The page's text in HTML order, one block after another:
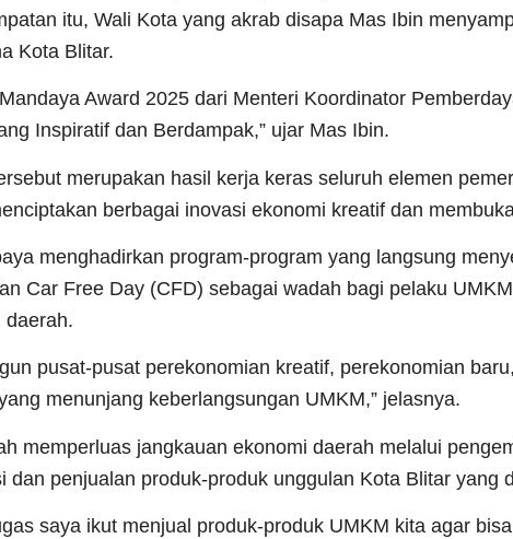
itu, Wali Kota yang akrab disapa Mas Ibin
Kota Blitar.
Award 2025 dari Menteri Koordinator
Inspiratif dan Berdampak,” ujar Mas Ibin.
merupakan hasil kerja keras seluruh elemen
berbagai inovasi ekonomi kreatif dan
menghadirkan program-program yang langsung
Car Free Day (CFD) sebagai wadah bagi pelaku
daerah.
pusat-pusat perekonomian kreatif, perekonomian
menunjang keberlangsungan UMKM,” jelasnya.
memperluas jangkauan ekonomi daerah melalui
penjualan produk-produk unggulan Kota Blitar yang
saya ikut menjual produk-produk UMKM kita agar